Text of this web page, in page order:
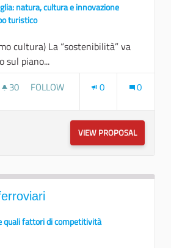
natura, cultura e innovazione
turistico
cultura) La “sostenibilità” va
sul piano...
30 30 FOLLOWERS
FOLLOW 0 0
VIEW PROPOSAL
fattori di competitività